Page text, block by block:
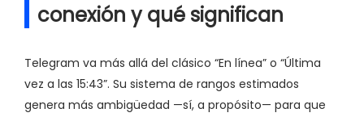
conexión y qué significan
Telegram va más allá del clásico “En línea” o “Última
vez a las 15:43”. Su sistema de rangos estimados
genera más ambigüedad —sí, a propósito— para que